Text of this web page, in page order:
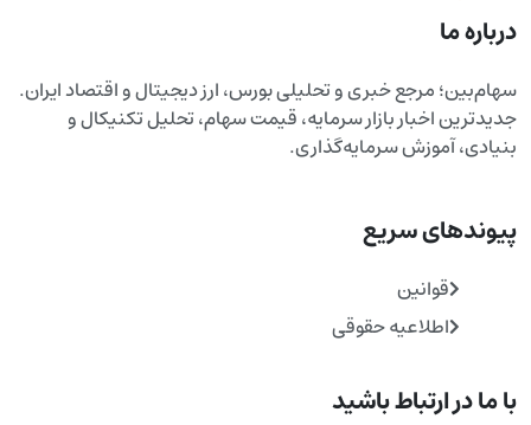
درباره ما
سهام‌بین؛ مرجع خبری و تحلیلی بورس، ارز دیجیتال و اقتصاد ایران.
جدیدترین اخبار بازار سرمایه، قیمت سهام، تحلیل تکنیکال و
بنیادی، آموزش سرمایه‌گذاری.
پیوندهای سریع
قوانین
اطلاعیه حقوقی
با ما در ارتباط باشید